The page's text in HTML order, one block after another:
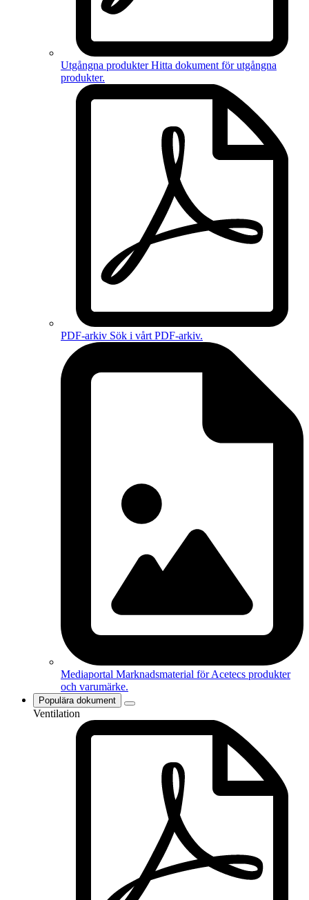
Utgångna produkter Hitta dokument förutgångna
produkter.
PDF-arkiv Sök i vårt PDF-arkiv.
Mediaportal Marknadsmaterial för Acetecs produkter
och varumärke.
Populära dokument
Ventilation